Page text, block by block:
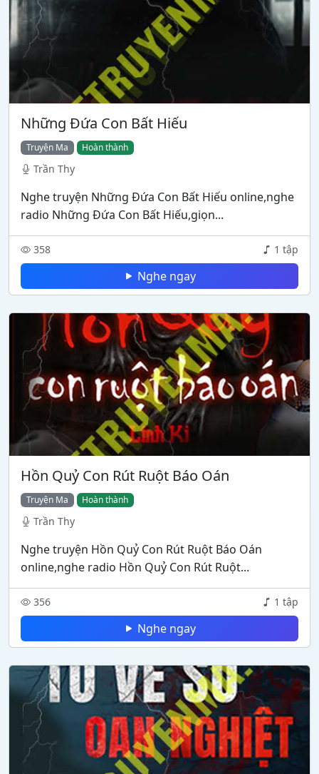
Những Đứa Con Bất Hiếu
Truyện Ma Hoàn thành
Trần Thy
Nghe truyện Những Đứa Con Bất Hiếu online,nghe
radio Những Đứa Con Bất Hiếu,giọn...
358 1 tập
Nghe ngay
Hồn Quỷ Con Rút Ruột Báo Oán
Truyện Ma Hoàn thành
Trần Thy
Nghe truyện Hồn Quỷ Con Rút Ruột Báo Oán
online,nghe radio Hồn Quỷ Con Rút Ruột...
356 1 tập
Nghe ngay